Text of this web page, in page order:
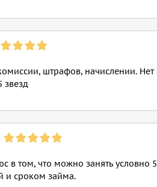
штрафов, начислении.
звезд
в том, что можно занять условно
и сроком займа.